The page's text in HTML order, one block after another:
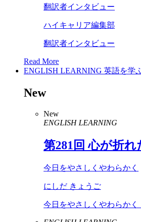
翻訳者インタビュー
ハイキャリア編集部
翻訳者インタビュー
Read More
ENGLISH LEARNING 英語を学
New
New
ENGLISH LEARNING
第281 回 心が折
今日をやさしくやわらかく
にしだ きょうご
今日をやさしくやわらか